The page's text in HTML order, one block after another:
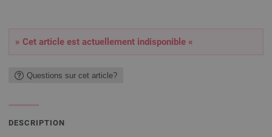
» Cet article est actuellement indisponible «
Questions sur cet article?
DESCRIPTION